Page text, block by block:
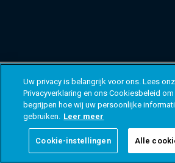
Uw privacy is belangrijk voor ons. Lees
Privacyverklaring en ons Cookiesbeleid
begrijpen hoe wij uw persoonlijke
gebruiken. Leer meer
Cookie-instellingen Alle